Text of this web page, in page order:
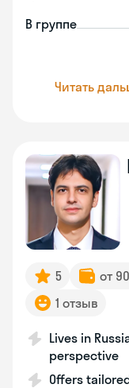
В группе
Читать
5 от
1 отзыв
Lives in
perspective
Offers